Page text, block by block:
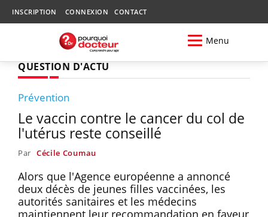
INSCRIPTION CONNEXION CONTACT
Menu
QUESTION D'ACTU
Prévention
Le vaccin contre le cancer du col de
l'utérus reste conseillé
Par Cécile Coumau
Alors que l'Agence européenne a annoncé
deux décès de jeunes filles vaccinées, les
autorités sanitaires et les médecins
maintiennent leur recommandation en faveur